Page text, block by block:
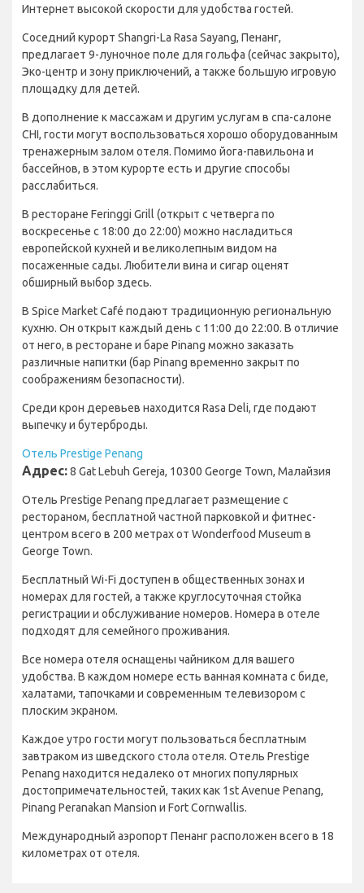
Интернет высокой скорости для удобства гостей.
Соседний курорт Shangri-La Rasa Sayang, Пенанг,
предлагает 9-луночное поле для гольфа (сейчас закрыто),
Эко-центр и зону приключений, а также большую игровую
площадку для детей.
В дополнение к массажам и другим услугам в спа-салоне
CHI, гости могут воспользоваться хорошо оборудованным
тренажерным залом отеля. Помимо йога-павильона и
бассейнов, в этом курорте есть и другие способы
расслабиться.
В ресторане Feringgi Grill (открыт с четверга по
воскресенье с 18:00 до 22:00) можно насладиться
европейской кухней и великолепным видом на
посаженные сады. Любители вина и сигар оценят
обширный выбор здесь.
В Spice Market Café подают традиционную региональную
кухню. Он открыт каждый день с 11:00 до 22:00. В отличие
от него, в ресторане и баре Pinang можно заказать
различные напитки (бар Pinang временно закрыт по
соображениям безопасности).
Среди крон деревьев находится Rasa Deli, где подают
выпечку и бутерброды.
Отель Prestige Penang
Адрес:8 Gat Lebuh Gereja, 10300 George Town, Малайзия
Отель Prestige Penang предлагает размещение с
рестораном, бесплатной частной парковкой и фитнес-
центром всего в 200 метрах от Wonderfood Museum в
George Town.
Бесплатный Wi-Fi доступен в общественных зонах и
номерах для гостей, а также круглосуточная стойка
регистрации и обслуживание номеров. Номера в отеле
подходят для семейного проживания.
Все номера отеля оснащены чайником для вашего
удобства. В каждом номере есть ванная комната с биде,
халатами, тапочками и современным телевизором с
плоским экраном.
Каждое утро гости могут пользоваться бесплатным
завтраком из шведского стола отеля. Отель Prestige
Penang находится недалеко от многих популярных
достопримечательностей, таких как 1st Avenue Penang,
Pinang Peranakan Mansion и Fort Cornwallis.
Международный аэропорт Пенанг расположен всего в 18
километрах от отеля.